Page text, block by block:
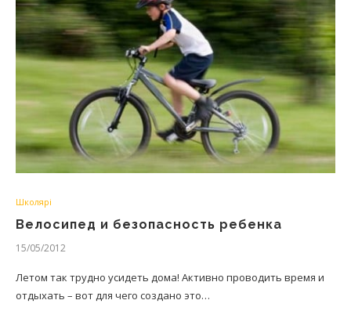
Школярі
Велосипед и безопасность ребенка
15/05/2012
Летом так трудно усидеть дома! Активно проводить время и
отдыхать – вот для чего создано это…